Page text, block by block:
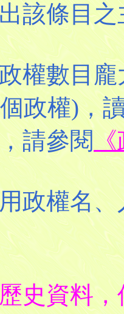
該條目之
權數目
政權)，
請參閱
政權名
史資料